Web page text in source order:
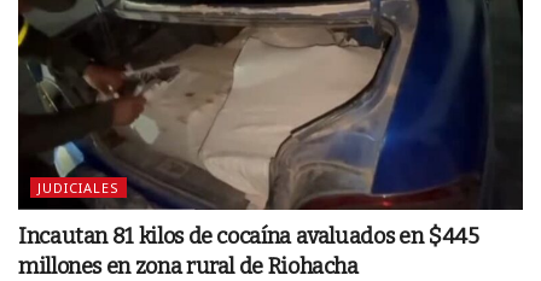
JUDICIALES
Incautan 81 kilos de cocaína avaluados en $445
millones en zona rural de Riohacha